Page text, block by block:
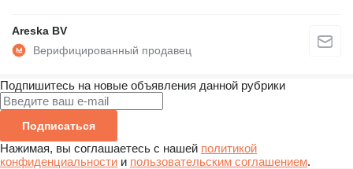
Areska BV
Подпишитесь на новые объявления данной рубрики
Подписаться
Нажимая, вы соглашаетесь с нашей политикой
конфиденциальности и пользовательским соглашением.